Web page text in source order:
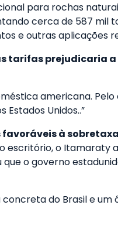
para rochas
cerca de 587 mil
e outras aplicações
tarifas prejudicaria
americana.
Unidos..”
à
escritório, o Itamaraty
o governo
do Brasil e